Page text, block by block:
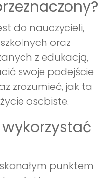
do nauczycieli,
oraz
z edukacją,
swoje podejście
zrozumieć, jak ta
osobiste.
punktem